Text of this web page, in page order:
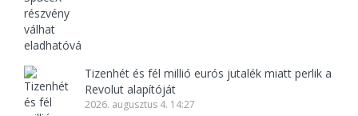
Tizenhét és fél millió eurós jutalék miatt perlik a
Revolut alapítóját
2026. augusztus 4. 14:27